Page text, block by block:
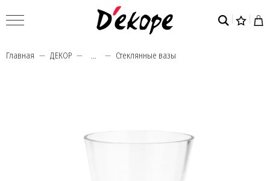
Главная ДЕКОР ... Стеклянные вазы